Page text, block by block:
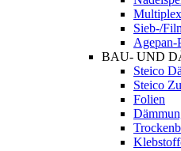
Sieb-/
Agepan-
BAU- UND
Steico
Steico
Folien